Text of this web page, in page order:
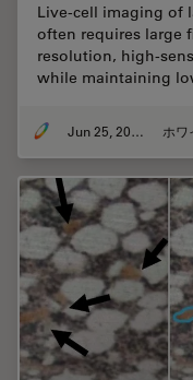
Live‑cell imaging of
often requires large
resolution, high-
while maintaining
Jun 25, 2026